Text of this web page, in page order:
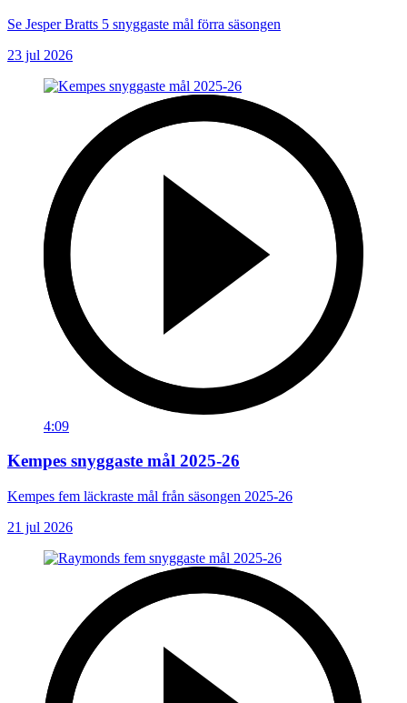
Se Jesper Bratts 5 snyggaste mål förra säsongen
23 jul 2026
4:09
Kempes snyggaste mål 2025-26
Kempes fem läckraste mål från säsongen 2025-26
21 jul 2026